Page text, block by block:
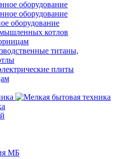
оборудование
котлов
титаны,
плиты
МБ